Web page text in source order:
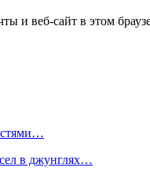
и веб-сайт в этом
в джунглях…